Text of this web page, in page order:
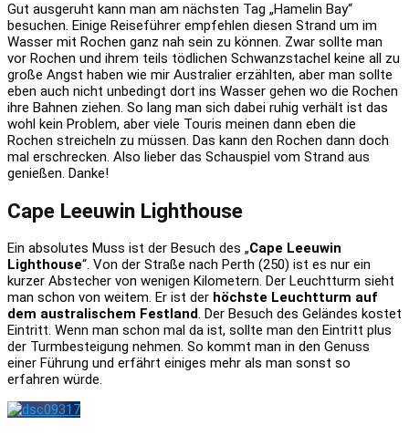
Gut ausgeruht kann man am nächsten Tag „Hamelin Bay“
besuchen. Einige Reiseführer empfehlen diesen Strand um im
Wasser mit Rochen ganz nah sein zu können. Zwar sollte man
vor Rochen und ihrem teils tödlichen Schwanzstachel keine all zu
große Angst haben wie mir Australier erzählten, aber man sollte
eben auch nicht unbedingt dort ins Wasser gehen wo die Rochen
ihre Bahnen ziehen. So lang man sich dabei ruhig verhält ist das
wohl kein Problem, aber viele Touris meinen dann eben die
Rochen streicheln zu müssen. Das kann den Rochen dann doch
mal erschrecken. Also lieber das Schauspiel vom Strand aus
genießen. Danke!
Cape Leeuwin Lighthouse
Ein absolutes Muss ist der Besuch des „Cape Leeuwin
Lighthouse“. Von der Straße nach Perth (250) ist es nur ein
kurzer Abstecher von wenigen Kilometern. Der Leuchtturm sieht
man schon von weitem. Er ist der höchste Leuchtturm auf
dem australischem Festland. Der Besuch des Geländes kostet
Eintritt. Wenn man schon mal da ist, sollte man den Eintritt plus
der Turmbesteigung nehmen. So kommt man in den Genuss
einer Führung und erfährt einiges mehr als man sonst so
erfahren würde.